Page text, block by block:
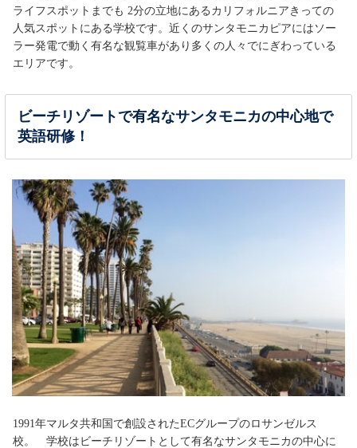
ライフスポットまでも 2分の立地にあるカリフォルニアきっての
人気スポットにある学校です。近くのサンタモニカピアにはソー
ラー発電で動く有名な観覧車があり多くの人々でにぎわっている
エリアです。
ビーチリゾートで有名なサンタモニカの中心地で
英語研修！
1991年マルタ共和国で創設されたECグループのロサンゼルス
校。 学校はビーチリゾートとして有名なサンタモニカの中心に